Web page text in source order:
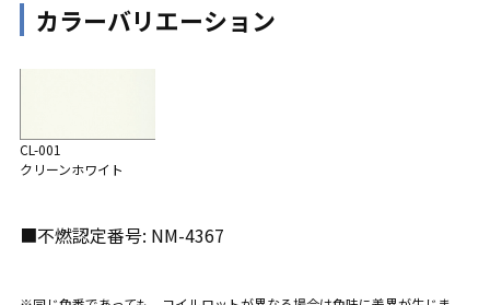
カラーバリエーション
CL-001
クリーンホワイト
■不燃認定番号: NM-4367